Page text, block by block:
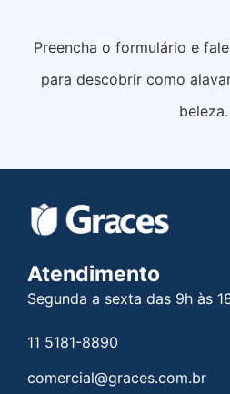
Preencha o formulário e
para descobrir como
beleza.
Atendimento
Segunda a sexta das 9h às
11 5181-8890
comercial@graces.com.br